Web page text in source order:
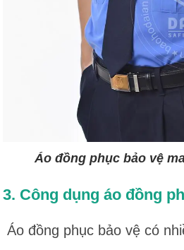
Áo đồng phục bảo vệ
3. Công dụng áo đồng
Áo đồng phục bảo vệ có